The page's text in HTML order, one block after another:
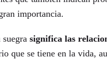
importancia.
significa las
que se tiene en la vida,